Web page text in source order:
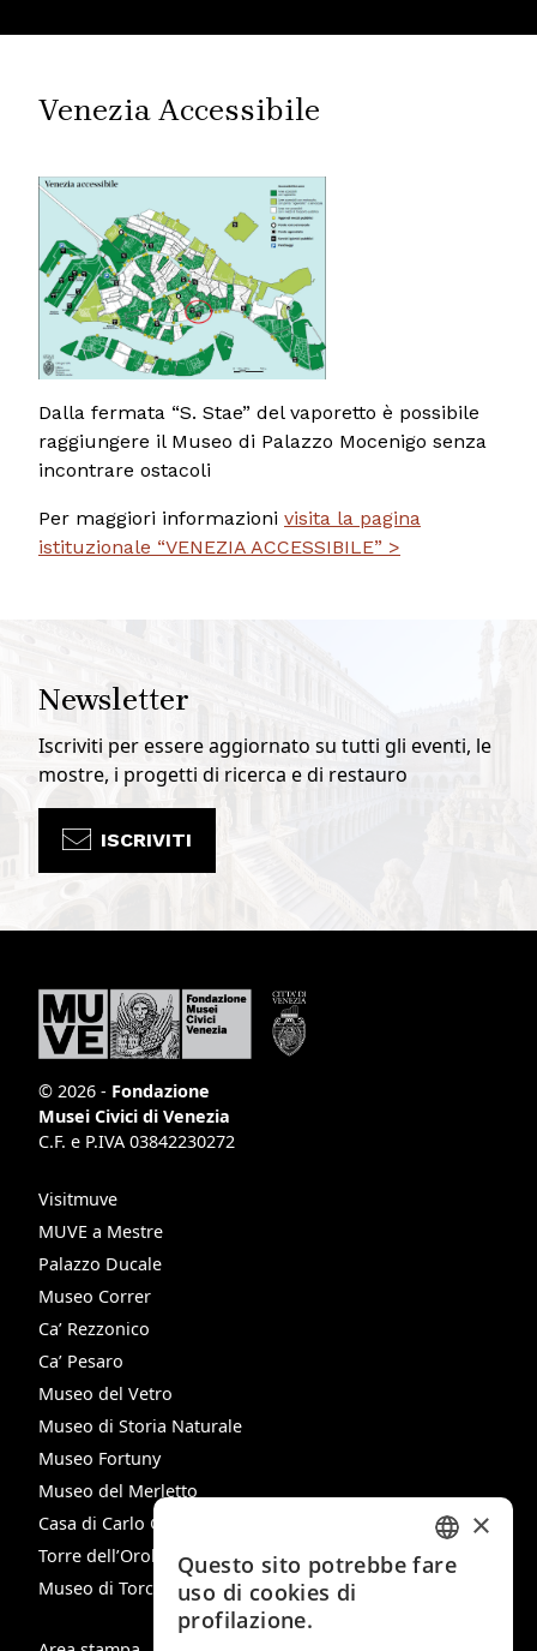
Venezia Accessibile
Dalla fermata “S. Stae” del vaporetto è possibile
raggiungere il Museo di Palazzo Mocenigo senza
incontrare ostacoli
Per maggiori informazioni visita la pagina
istituzionale “VENEZIA ACCESSIBILE” >
Newsletter
Iscriviti per essere aggiornato su tutti gli eventi, le
mostre, i progetti di ricerca e di restauro
ISCRIVITI
© 2026 - Fondazione
Musei Civici di Venezia
C.F. e P.IVA 03842230272
Visitmuve
MUVE a Mestre
Palazzo Ducale
Museo Correr
Ca’ Rezzonico
Ca’ Pesaro
Museo del Vetro
Museo di Storia Naturale
Museo Fortuny
Museo del Merletto
Casa di Carlo Goldoni
Torre dell’Orologio
Museo di Torcello
ITALIAN
×
Questo sito potrebbe fare
uso di cookies di
profilazione.